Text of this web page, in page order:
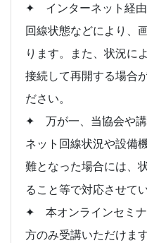
✦ インターネット経由
回線状態などにより、
ります。また、状況に
接続して再開する場合
ださい。
✦ 万が一、当協会や講
ネット回線状況や設備
難となった場合には、
ること等で対応させて
✦ 本オンラインセミナ
方のみ受講いただけま